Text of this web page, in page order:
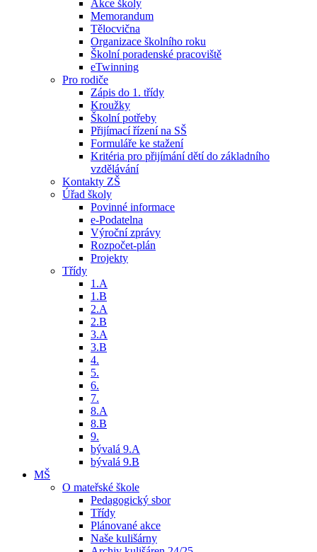
Akce školy
Memorandum
Tělocvična
Organizace školního roku
Školní poradenské pracoviště
eTwinning
Pro rodiče
Zápis do 1. třídy
Kroužky
Školní potřeby
Přijímací řízení na SŠ
Formuláře ke stažení
Kritéria pro přijímání dětí do základního
vzdělávání
Kontakty ZŠ
Úřad školy
Povinné informace
e-Podatelna
Výroční zprávy
Rozpočet-plán
Projekty
Třídy
1.A
1.B
2.A
2.B
3.A
3.B
4.
5.
6.
7.
8.A
8.B
9.
bývalá 9.A
bývalá 9.B
MŠ
O mateřské škole
Pedagogický sbor
Třídy
Plánované akce
Naše kulišárny